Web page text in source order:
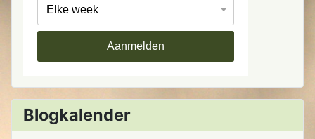
Aanmelden
Blogkalender